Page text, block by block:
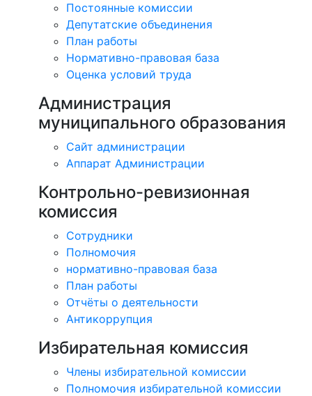
Постоянные комиссии
Депутатские объединения
План работы
Нормативно-правовая база
Оценка условий труда
Администрация
муниципального образования
Сайт администрации
Аппарат Администрации
Контрольно-ревизионная
комиссия
Сотрудники
Полномочия
нормативно-правовая база
План работы
Отчёты о деятельности
Антикоррупция
Избирательная комиссия
Члены избирательной комиссии
Полномочия избирательной комиссии